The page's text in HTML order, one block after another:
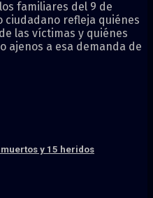
familiares del 9 de
refleja quiénes
las víctimas y quiénes
ajenos a esa demanda de
y 15 heridos